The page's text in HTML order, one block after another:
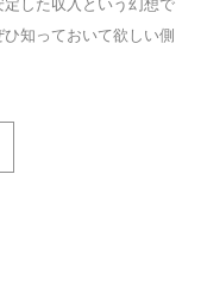
定した収入という幻想で
知っておいて欲しい側